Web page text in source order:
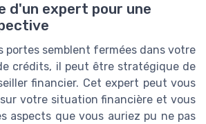
d'un expert pour une
portes semblent fermées dans votre
crédits, il peut être stratégique de
financier. Cet expert peut vous
votre situation financière et vous
aspects que vous auriez pu ne pas